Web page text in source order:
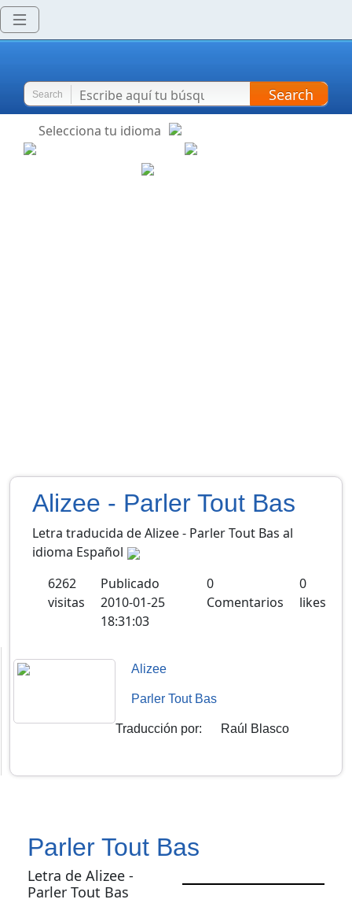
Search Search
Selecciona tu idioma
Alizee - Parler Tout Bas
Letra traducida de Alizee - Parler Tout Bas al
idioma Español
6262
visitas
Publicado
2010-01-25
18:31:03
0
Comentarios
0
likes
Alizee
Parler Tout Bas
Traducción por: Raúl Blasco
Parler Tout Bas
Letra de Alizee -
Parler Tout Bas